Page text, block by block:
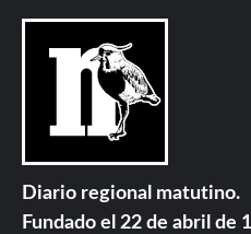
Diario regional matutino.
Fundado el 22 de abril de